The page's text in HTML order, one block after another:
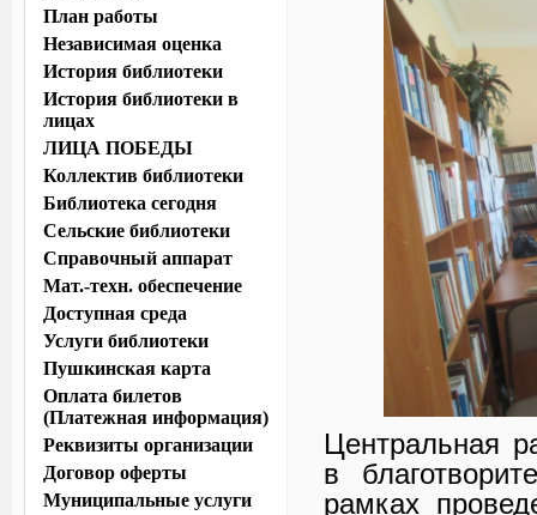
Центральная
в
рамках
План работы
Независимая оценка
История библиотеки
История библиотеки в
лицах
ЛИЦА ПОБЕДЫ
Коллектив библиотеки
Библиотека сегодня
Сельские библиотеки
Справочный аппарат
Мат.-техн. обеспечение
Доступная среда
Услуги библиотеки
Пушкинская карта
Оплата билетов
(Платежная информация)
Реквизиты организации
Договор оферты
Муниципальные услуги